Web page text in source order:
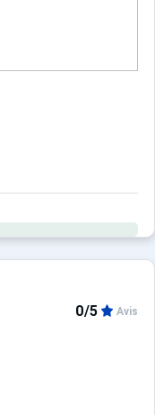
0/5 Avis